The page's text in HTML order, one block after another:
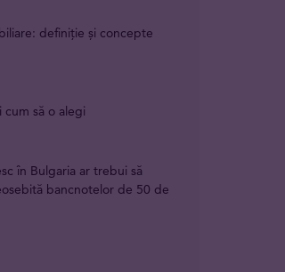
definiție și concepte
să o alegi
în Bulgaria ar trebui să
bancnotelor de 50 de